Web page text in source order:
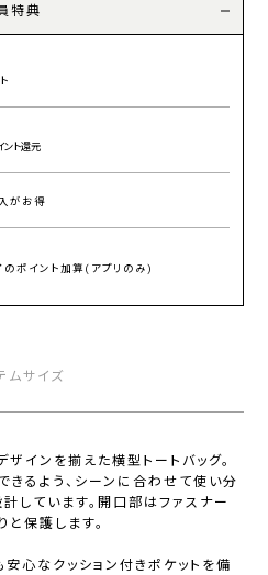
特典
ント還元
がお得
のポイント加算(アプリのみ)
ムサイズ
インを揃えた横型トートバッグ。
るよう、シーンに合わせて使い分
しています。開口部はファスナー
と保護します。
心なクッション付きポケットを備